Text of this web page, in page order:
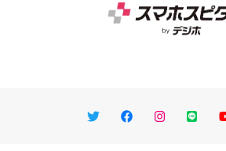
TwitterFacebookInstagram
LINE